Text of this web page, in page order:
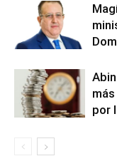
por